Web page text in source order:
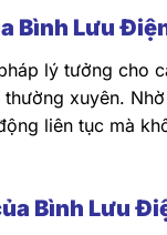
Bình Lưu
lý tưởng cho
xuyên.
liên tục mà
Bình Lưu